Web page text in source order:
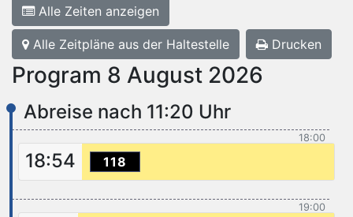
Alle Zeiten anzeigen
Alle Zeitpläne aus der Haltestelle Drucken
Program 8 August 2026
Abreise nach 11:20 Uhr
18:00
18:54 118
19:00